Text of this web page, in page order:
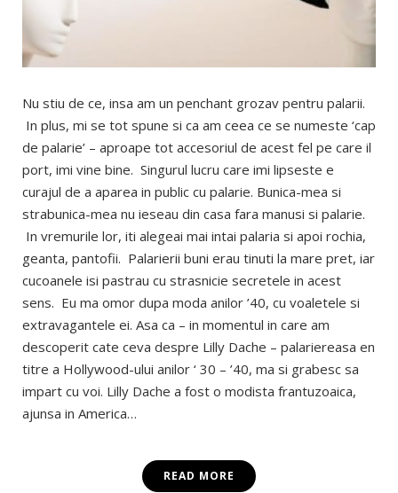
Nu stiu de ce, insa am un penchant grozav pentru palarii.
In plus, mi se tot spune si ca am ceea ce se numeste ‘cap
de palarie’ – aproape tot accesoriul de acest fel pe care il
port, imi vine bine. Singurul lucru care imi lipseste e
curajul de a aparea in public cu palarie. Bunica-mea si
strabunica-mea nu ieseau din casa fara manusi si palarie.
In vremurile lor, iti alegeai mai intai palaria si apoi rochia,
geanta, pantofii. Palarierii buni erau tinuti la mare pret, iar
cucoanele isi pastrau cu strasnicie secretele in acest
sens. Eu ma omor dupa moda anilor ’40, cu voaletele si
extravagantele ei. Asa ca – in momentul in care am
descoperit cate ceva despre Lilly Dache – palariereasa en
titre a Hollywood-ului anilor ‘ 30 – ’40, ma si grabesc sa
impart cu voi. Lilly Dache a fost o modista frantuzoaica,
ajunsa in America…
READ MORE